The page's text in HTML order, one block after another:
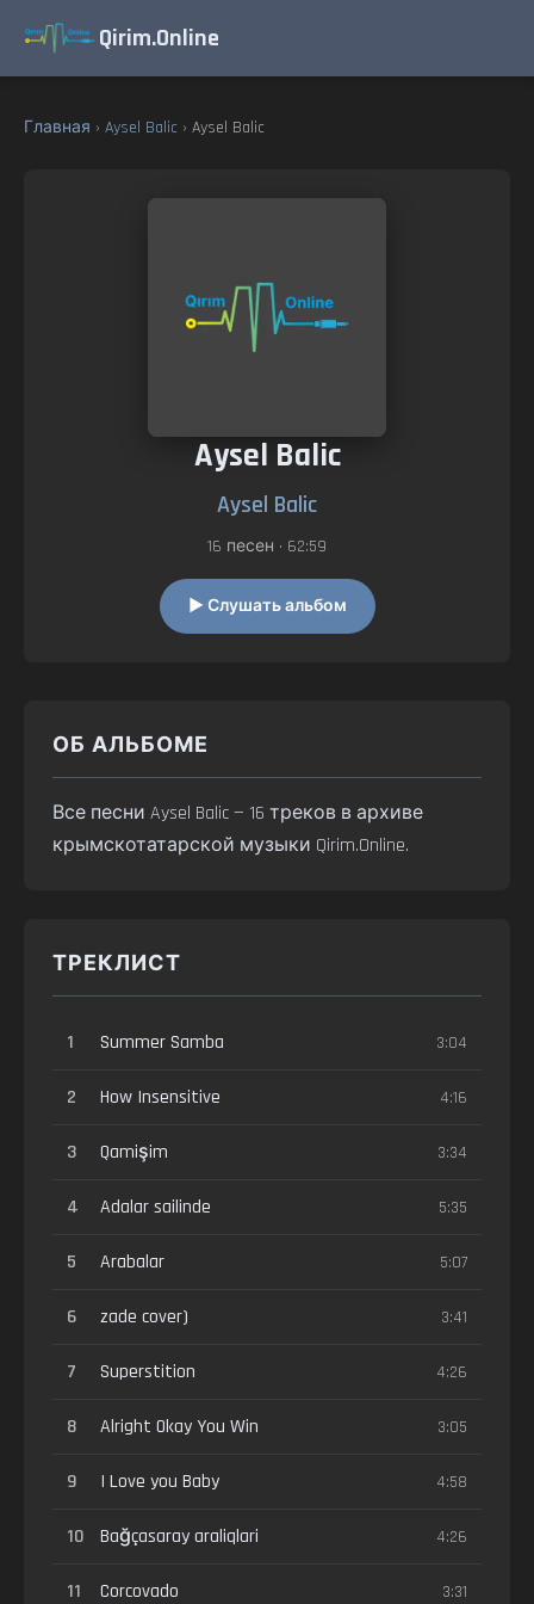
Qirim.Online
Главная › Aysel Balic › Aysel Balic
Aysel Balic
Aysel Balic
16 песен • 62:59
▶ Слушать альбом
ОБ АЛЬБОМЕ
Все песни Aysel Balic — 16 треков в архиве
крымскотатарской музыки Qirim.Online.
ТРЕКЛИСТ
1 Summer Samba 3:04
2 How Insensitive 4:16
3 Qamişim 3:34
4 Adalar sailinde 5:35
5 Arabalar 5:07
6 zade cover) 3:41
7 Superstition 4:26
8 Alright Okay You Win 3:05
9 I Love you Baby 4:58
10 Bağçasaray araliqlari 4:26
11 Corcovado 3:31